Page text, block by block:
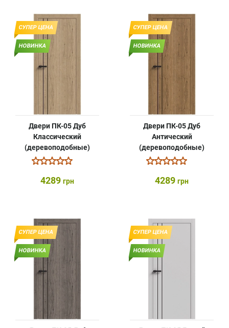
СУПЕР ЦЕНА
НОВИНКА
Двери ПК-05 Дуб
Классический
(деревоподобные)
4289 грн
СУПЕР ЦЕНА
НОВИНКА
Двери ПК-05 Дуб
Антический
(деревоподобные)
4289 грн
СУПЕР ЦЕНА
НОВИНКА
СУПЕР ЦЕНА
НОВИНКА